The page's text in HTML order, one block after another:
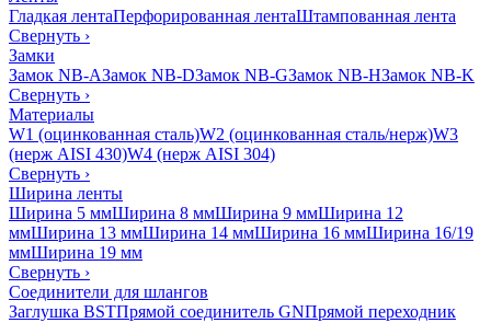
Гладкая лентаПерфорированная лентаШтампованная лента
Свернуть ›
Замки
Замок NB-AЗамок NB-DЗамок NB-GЗамок NB-HЗамок NB-K
Свернуть ›
Материалы
W1 (оцинкованная сталь)W2 (оцинкованная сталь/нерж)W3
(нерж AISI 430)W4 (нерж AISI 304)
Свернуть ›
Ширина ленты
Ширина 5 ммШирина 8 ммШирина 9 ммШирина 12
ммШирина 13 ммШирина 14 ммШирина 16 ммШирина 16/19
ммШирина 19 мм
Свернуть ›
Соединители для шлангов
Заглушка BSTПрямой соединитель GNПрямой переходник